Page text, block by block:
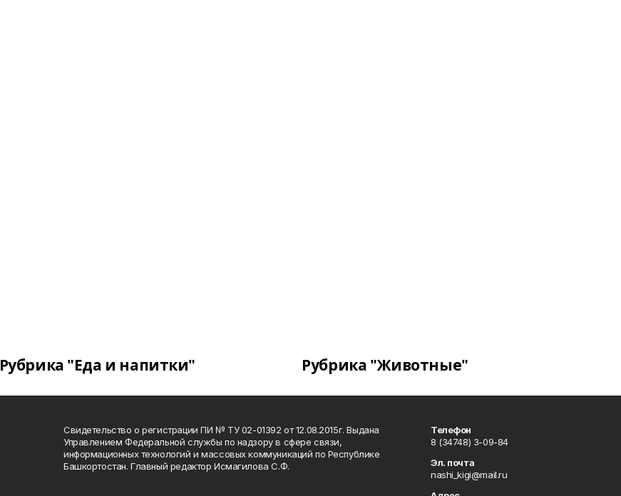
Рубрика "Еда и напитки" Рубрика "Животные"
Свидетельство о регистрации ПИ № ТУ 02-01392 от 12.08.2015г. Выдана
Управлением Федеральной службы по надзору в сфере связи,
информационных технологий и массовых коммуникаций по Республике
Башкортостан. Главный редактор Исмагилова С.Ф.
Телефон
8 (34748) 3-09-84
Эл. почта
nashi_kigi@mail.ru